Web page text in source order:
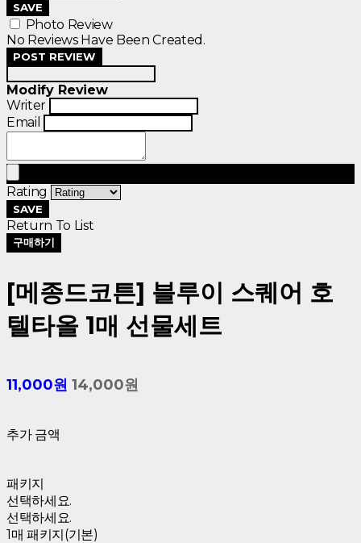
SAVE
Photo Review
No Reviews Have Been Created.
POST REVIEW
Modify Review
Writer
Email
Rating
SAVE
Return To List
구매하기
[메종드코튼] 블루이 스퀘어 호
텔타올 1매 선물세트
11,000원 14,000원
추가 금액
패키지
선택하세요.
선택하세요.
1매 패키지(기본)